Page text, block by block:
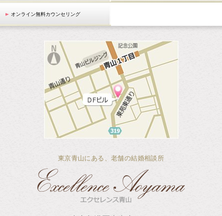
オンライン無料カウンセリング
東京青山にある、老舗の結婚相談所